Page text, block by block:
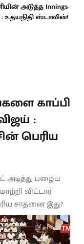
அடுத்த Innings-
உதயநிதி ஸ்டாலின்!
காப்பி
:
பெரிய
அடித்து பழைய
விட்டார்
சாதனை இது?